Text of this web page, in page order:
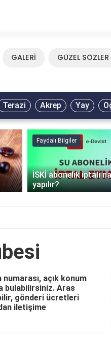
GALERİ GÜZEL SÖZLER
Terazi Akrep Yay
Faydalı Bilgiler
İSKİ abonelik iptali
yapılır?
açık konum
bulabilirsiniz. Aras
gönderi ücretleri
iletişime